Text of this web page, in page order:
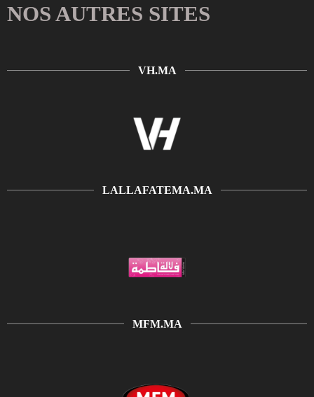
NOS AUTRES SITES
VH.MA
LALLAFATEMA.MA
MFM.MA